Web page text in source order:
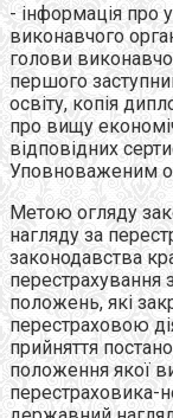
- інформація про
виконавчого
голови
першого
освіту, копія
про вищу
відповідних
Уповноваженим
Метою огляду
нагляду за
законодавства
перестрахування
положень, які
перестраховою
прийняття
положення якої
перестраховика-